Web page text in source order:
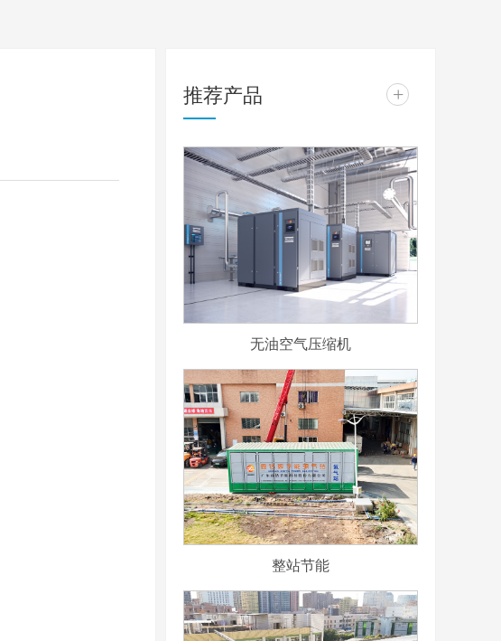
推荐产品 +
无油空气压缩机
整站节能